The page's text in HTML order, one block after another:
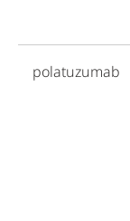
polatuzumab